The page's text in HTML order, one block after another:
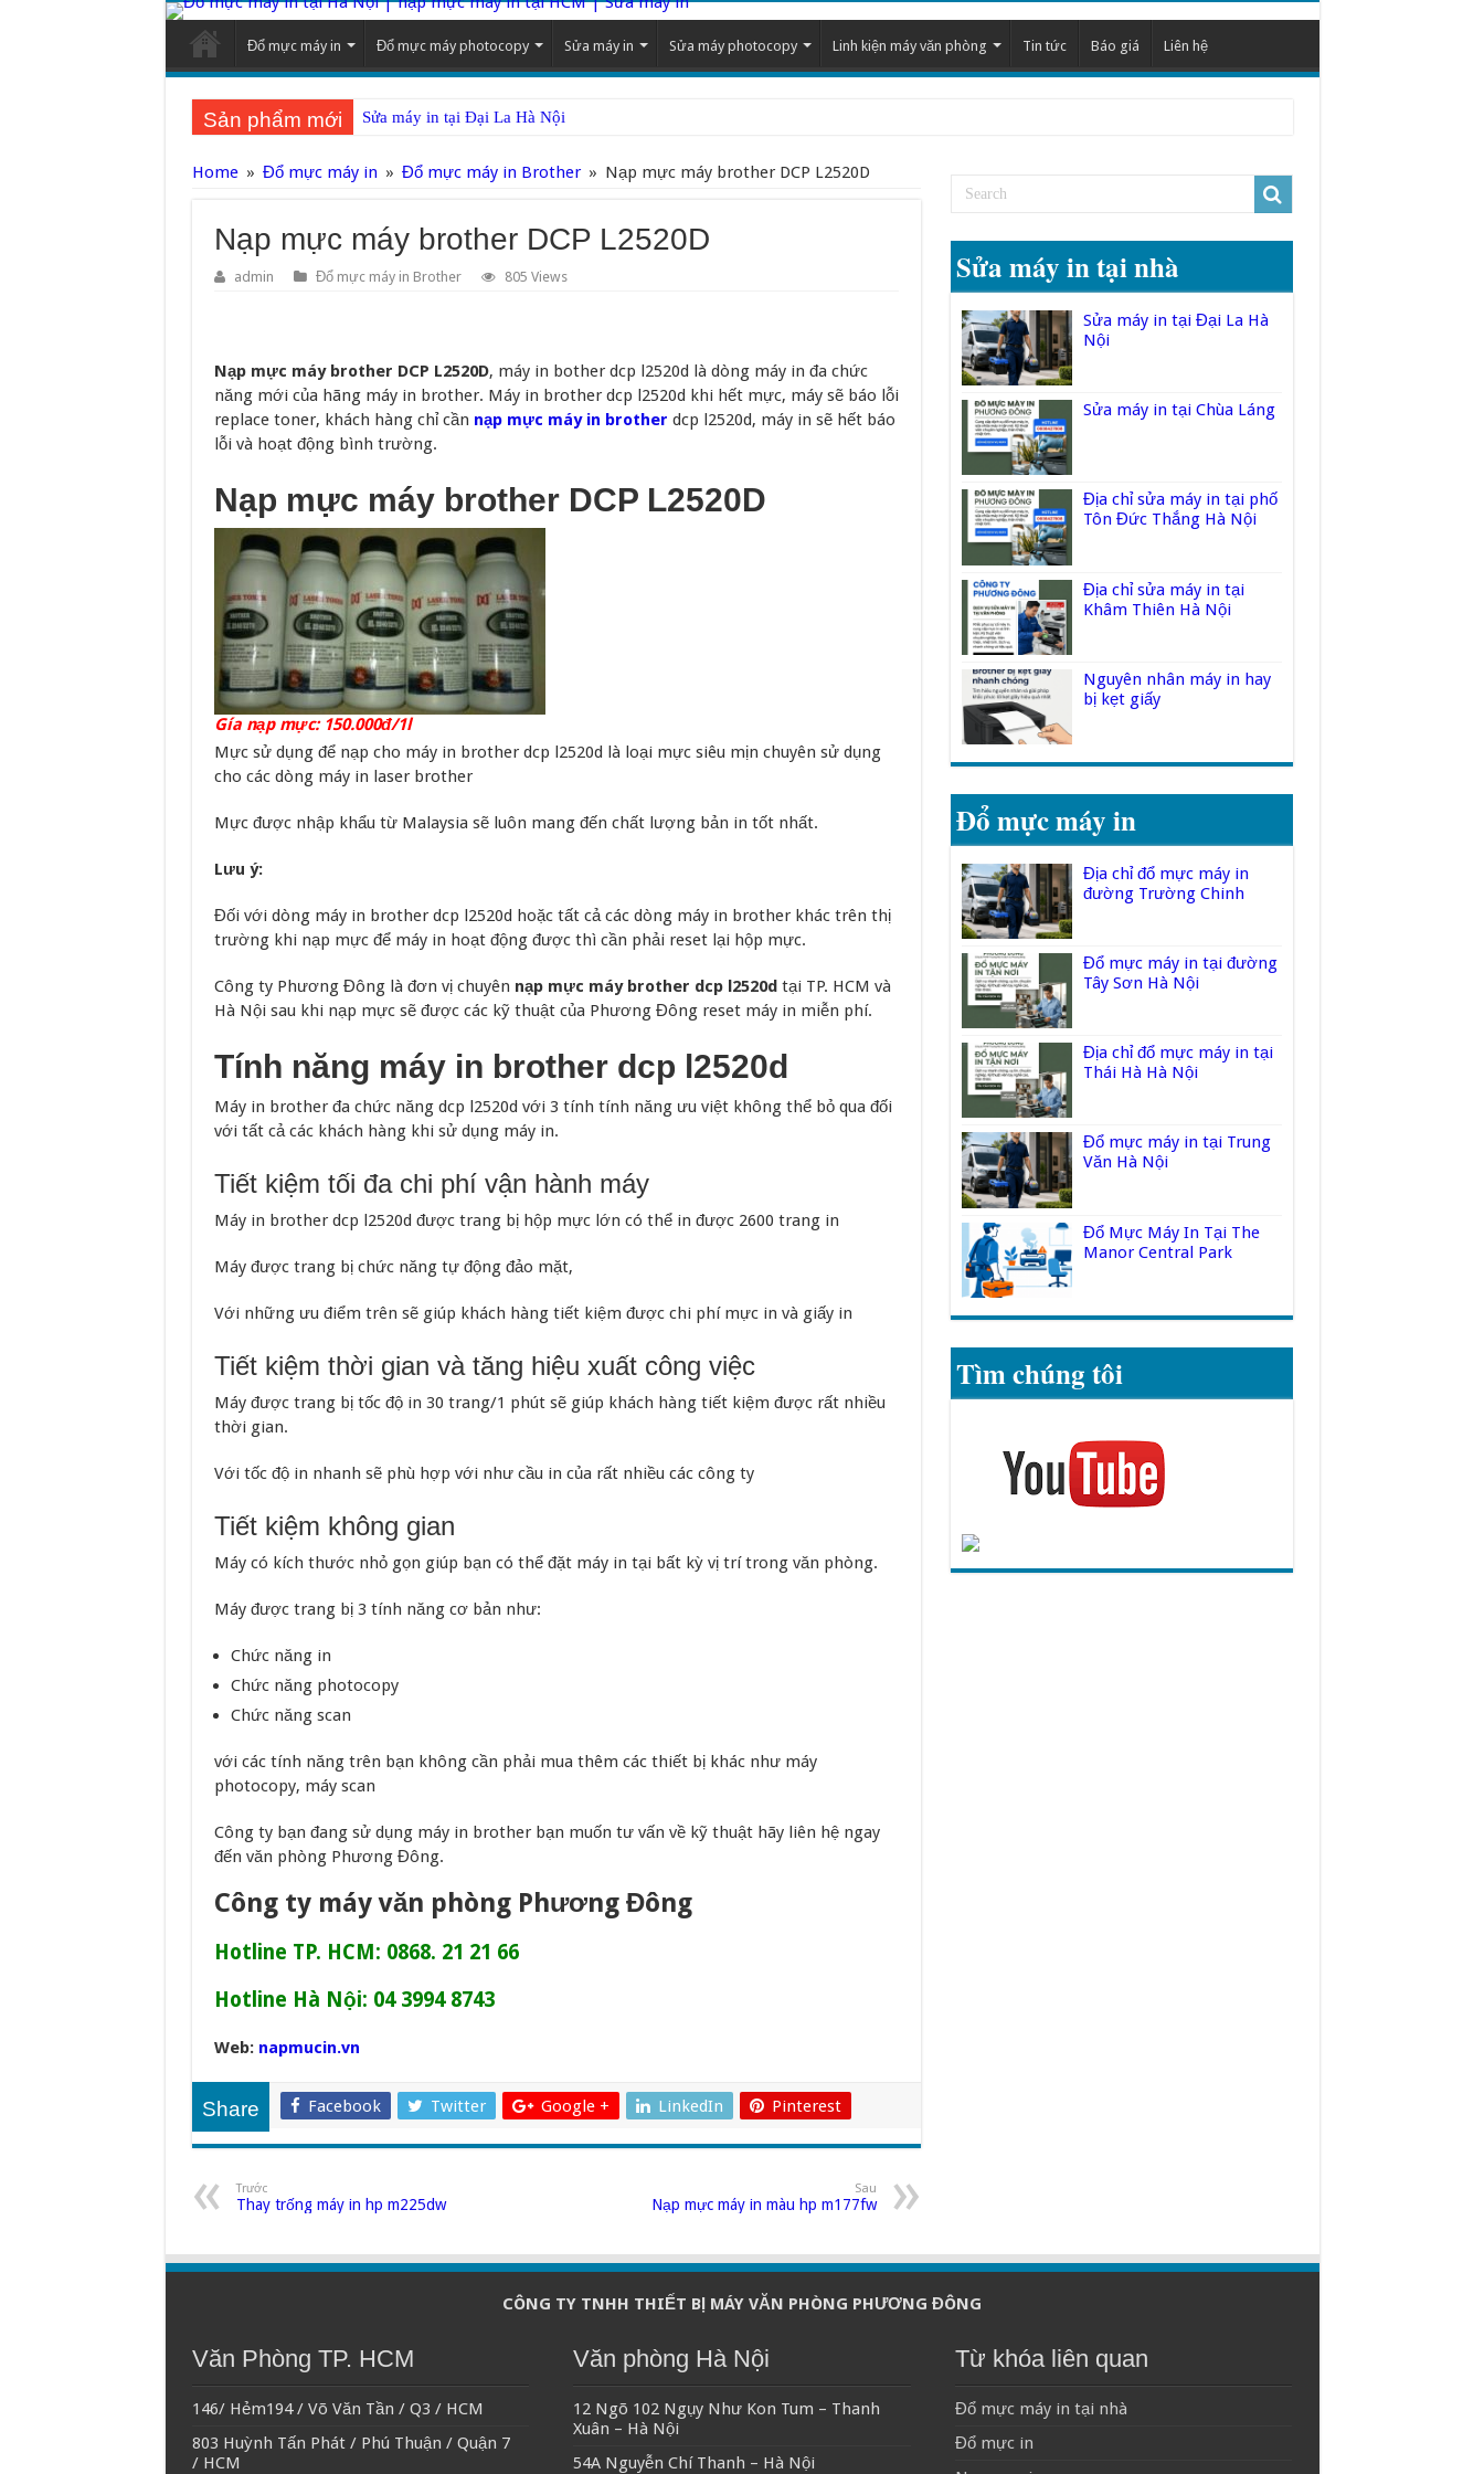
Đổ mực máy in Đổ mực máy photocopy Sửa máy in Sửa máy photocopy Linh kiện máy văn phòng Tin tức Báo giá Liên hệ
Sản phẩm mới Sửa máy in tại Đại La Hà Nội
Home » Đổ mực máy in » Đổ mực máy in Brother » Nạp mực máy brother DCP L2520D
Nạp mực máy brother DCP L2520D
admin Đổ mực máy in Brother 805 Views
Nạp mực máy brother DCP L2520D, máy in bother dcp l2520d là dòng máy in đa chức
năng mới của hãng máy in brother. Máy in brother dcp l2520d khi hết mực, máy sẽ báo lỗi
replace toner, khách hàng chỉ cần nạp mực máy in brother dcp l2520d, máy in sẽ hết báo
lỗi và hoạt động bình trường.
Nạp mực máy brother DCP L2520D
Gía nạp mực: 150.000đ/1l
Mực sử dụng để nạp cho máy in brother dcp l2520d là loại mực siêu mịn chuyên sử dụng
cho các dòng máy in laser brother
Mực được nhập khẩu từ Malaysia sẽ luôn mang đến chất lượng bản in tốt nhất.
Lưu ý:
Đối với dòng máy in brother dcp l2520d hoặc tất cả các dòng máy in brother khác trên thị
trường khi nạp mực để máy in hoạt động được thì cần phải reset lại hộp mực.
Công ty Phương Đông là đơn vị chuyên nạp mực máy brother dcp l2520dtại TP. HCM và
Hà Nội sau khi nạp mực sẽ được các kỹ thuật của Phương Đông reset máy in miễn phí.
Tính năng máy in brother dcp l2520d
Máy in brother đa chức năng dcp l2520d với 3 tính tính năng ưu việt không thể bỏ qua đối
với tất cả các khách hàng khi sử dụng máy in.
Tiết kiệm tối đa chi phí vận hành máy
Máy in brother dcp l2520d được trang bị hộp mực lớn có thể in được 2600 trang in
Máy được trang bị chức năng tự động đảo mặt,
Với những ưu điểm trên sẽ giúp khách hàng tiết kiệm được chi phí mực in và giấy in
Tiết kiệm thời gian và tăng hiệu xuất công việc
Máy được trang bị tốc độ in 30 trang/1 phút sẽ giúp khách hàng tiết kiệm được rất nhiều
thời gian.
Với tốc độ in nhanh sẽ phù hợp với như cầu in của rất nhiều các công ty
Tiết kiệm không gian
Máy có kích thước nhỏ gọn giúp bạn có thể đặt máy in tại bất kỳ vị trí trong văn phòng.
Máy được trang bị 3 tính năng cơ bản như:
Chức năng in
Chức năng photocopy
Chức năng scan
với các tính năng trên bạn không cần phải mua thêm các thiết bị khác như máy
photocopy, máy scan
Công ty bạn đang sử dụng máy in brother bạn muốn tư vấn về kỹ thuật hãy liên hệ ngay
đến văn phòng Phương Đông.
Công ty máy văn phòng Phương Đông
Hotline TP. HCM: 0868. 21 21 66
Hotline Hà Nội: 04 3994 8743
Web: napmucin.vn
Share Facebook Twitter Google + LinkedIn Pinterest
Trước
Thay trống máy in hp m225dw
Sau
Nạp mực máy in màu hp m177fw
Sửa máy in tại nhà
Sửa máy in tại Đại La Hà
Nội
Sửa máy in tại Chùa Láng
Địa chỉ sửa máy in tại phố
Tôn Đức Thắng Hà Nội
Địa chỉ sửa máy in tại
Khâm Thiên Hà Nội
Nguyên nhân máy in hay
bị kẹt giấy
Đổ mực máy in
Địa chỉ đổ mực máy in
đường Trường Chinh
Đổ mực máy in tại đường
Tây Sơn Hà Nội
Địa chỉ đổ mực máy in tại
Thái Hà Hà Nội
Đổ mực máy in tại Trung
Văn Hà Nội
Đổ Mực Máy In Tại The
Manor Central Park
Tìm chúng tôi
CÔNG TY TNHH THIẾT BỊ MÁY VĂN PHÒNG PHƯƠNG ĐÔNG
Văn Phòng TP. HCM
146/ Hẻm194 / Võ Văn Tần / Q3 / HCM
803 Huỳnh Tấn Phát / Phú Thuận / Quận 7
/ HCM
Văn phòng Hà Nội
12 Ngõ 102 Ngụy Như Kon Tum – Thanh
Xuân – Hà Nội
54A Nguyễn Chí Thanh – Hà Nội
Từ khóa liên quan
Đổ mực máy in tại nhà
Đổ mực in